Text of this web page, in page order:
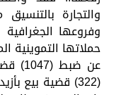
والتجارة
وفروعها
حملاتها التموينية
عن
(322) قضية بيع